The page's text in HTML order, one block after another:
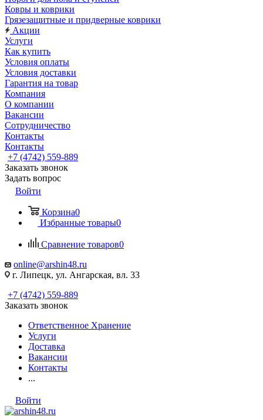
Ковры и коврики
Грязезащитные и придверные коврики
Акции
Услуги
Как купить
Условия оплаты
Условия доставки
Гарантия на товар
Компания
О компании
Вакансии
Сотрудничество
Контакты
Контакты
+7 (4742) 559-889
Заказать звонок
Задать вопрос
Войти
Корзина0
Избранные товары0
Сравнение товаров0
online@arshin48.ru
г. Липецк, ул. Ангарская, вл. 33
+7 (4742) 559-889
Заказать звонок
Ответственное Хранение
Услуги
Доставка
Вакансии
Контакты
...
Войти